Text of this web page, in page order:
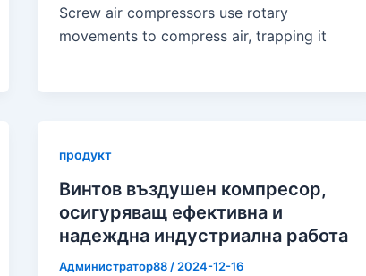
Screw air compressors use rotary
movements to compress air, trapping it
продукт
Винтов въздушен компресор,
осигуряващ ефективна и
надеждна индустриална работа
Администратор88 / 2024-12-16